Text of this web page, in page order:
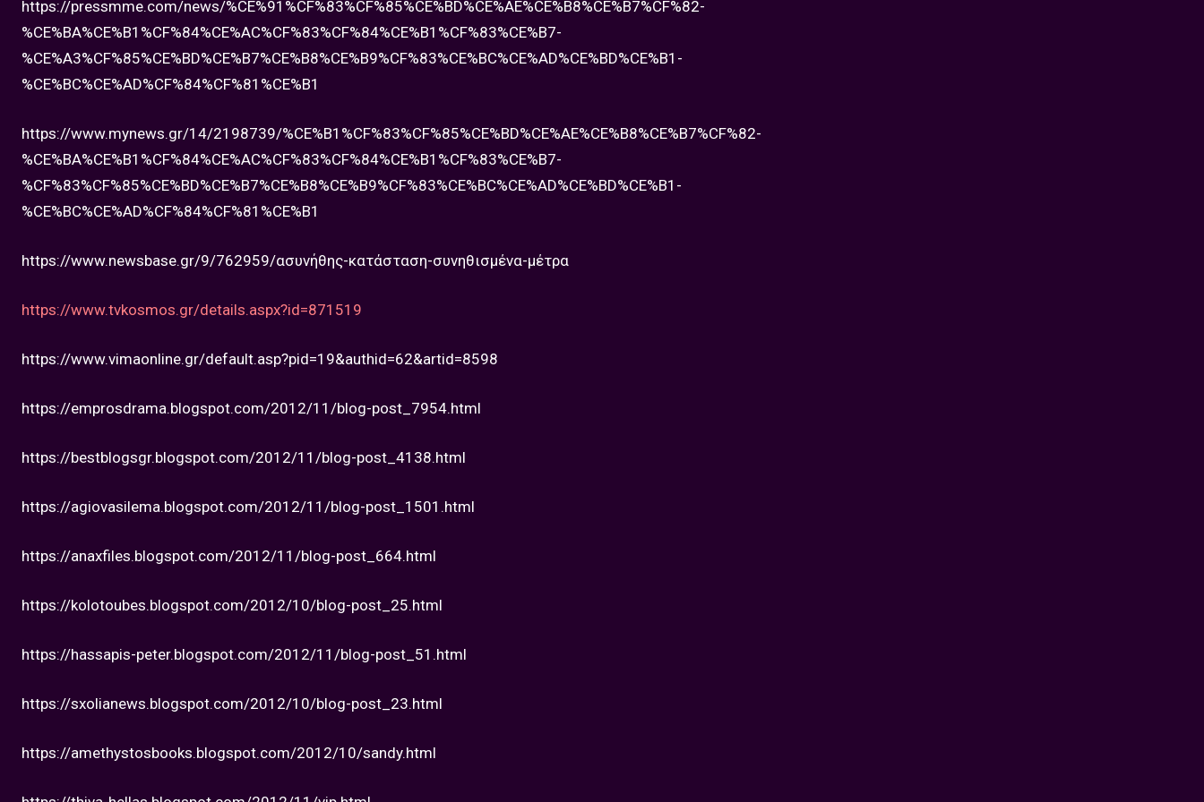
https://pressmme.com/news/%CE%91%CF%83%CF%85%CE%BD%CE%AE%CE%B8%CE%B7%CF%82-
%CE%BA%CE%B1%CF%84%CE%AC%CF%83%CF%84%CE%B1%CF%83%CE%B7-
%CE%A3%CF%85%CE%BD%CE%B7%CE%B8%CE%B9%CF%83%CE%BC%CE%AD%CE%BD%CE%B1-
%CE%BC%CE%AD%CF%84%CF%81%CE%B1
https://www.mynews.gr/14/2198739/%CE%B1%CF%83%CF%85%CE%BD%CE%AE%CE%B8%CE%B7%CF%82-
%CE%BA%CE%B1%CF%84%CE%AC%CF%83%CF%84%CE%B1%CF%83%CE%B7-
%CF%83%CF%85%CE%BD%CE%B7%CE%B8%CE%B9%CF%83%CE%BC%CE%AD%CE%BD%CE%B1-
%CE%BC%CE%AD%CF%84%CF%81%CE%B1
https://www.newsbase.gr/9/762959/ασυνήθης-κατάσταση-συνηθισμένα-μέτρα
https://www.tvkosmos.gr/details.aspx?id=871519
https://www.vimaonline.gr/default.asp?pid=19&authid=62&artid=8598
https://emprosdrama.blogspot.com/2012/11/blog-post_7954.html
https://bestblogsgr.blogspot.com/2012/11/blog-post_4138.html
https://agiovasilema.blogspot.com/2012/11/blog-post_1501.html
https://anaxfiles.blogspot.com/2012/11/blog-post_664.html
https://kolotoubes.blogspot.com/2012/10/blog-post_25.html
https://hassapis-peter.blogspot.com/2012/11/blog-post_51.html
https://sxolianews.blogspot.com/2012/10/blog-post_23.html
https://amethystosbooks.blogspot.com/2012/10/sandy.html